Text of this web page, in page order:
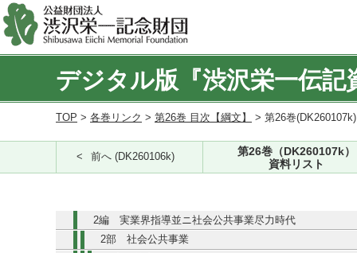
デジタル版『渋沢栄一伝記
TOP > 各巻リンク > 第26巻 目次【綱文】 > 第26巻
前へ (DK260106k)
第26巻（DK260107k）
資料リスト
2編 実業界指導並ニ社会公共事業尽力時代
2部 社会公共事業